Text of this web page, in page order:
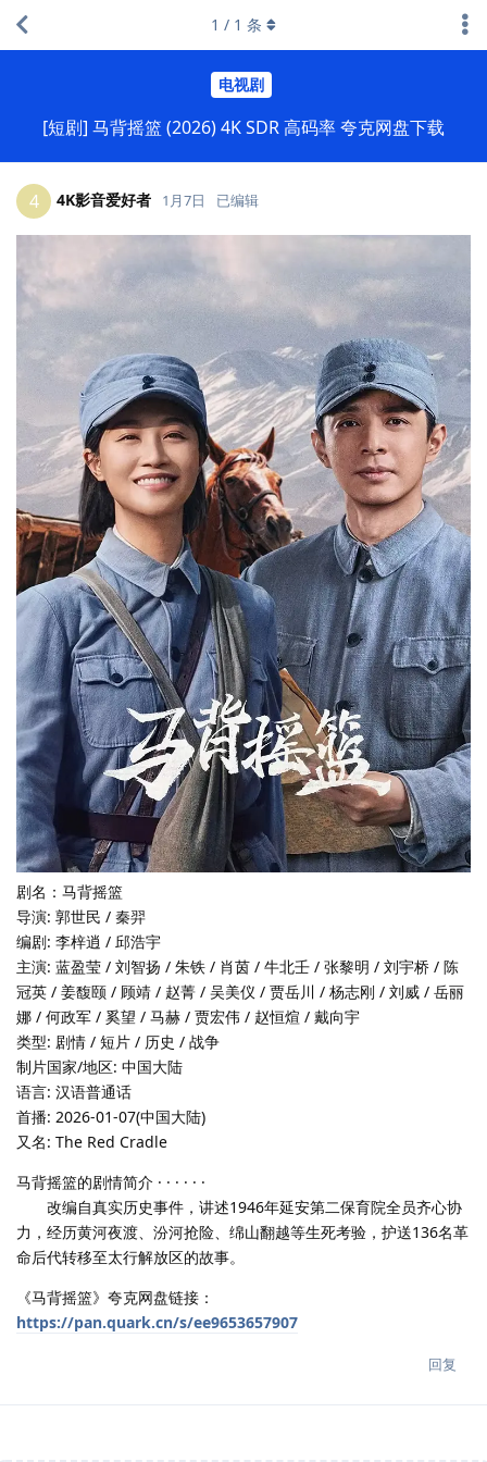
电视剧
[短剧] 马背摇篮 (2026) 4K SDR 高码率 夸克网盘下载
1 / 1 条
4 4K影音爱好者 1月7日 已编辑
剧名：马背摇篮
导演: 郭世民 / 秦羿
编剧: 李梓逍 / 邱浩宇
主演: 蓝盈莹 / 刘智扬 / 朱铁 / 肖茵 / 牛北壬 / 张黎明 / 刘宇桥 / 陈
冠英 / 姜馥颐 / 顾靖 / 赵菁 / 吴美仪 / 贾岳川 / 杨志刚 / 刘威 / 岳丽
娜 / 何政军 / 奚望 / 马赫 / 贾宏伟 / 赵恒煊 / 戴向宇
类型: 剧情 / 短片 / 历史 / 战争
制片国家/地区: 中国大陆
语言: 汉语普通话
首播: 2026-01-07(中国大陆)
又名: The Red Cradle
马背摇篮的剧情简介 · · · · · ·
改编自真实历史事件，讲述1946年延安第二保育院全员齐心协
力，经历黄河夜渡、汾河抢险、绵山翻越等生死考验，护送136名革
命后代转移至太行解放区的故事。
《马背摇篮》夸克网盘链接：
https://pan.quark.cn/s/ee9653657907
回复